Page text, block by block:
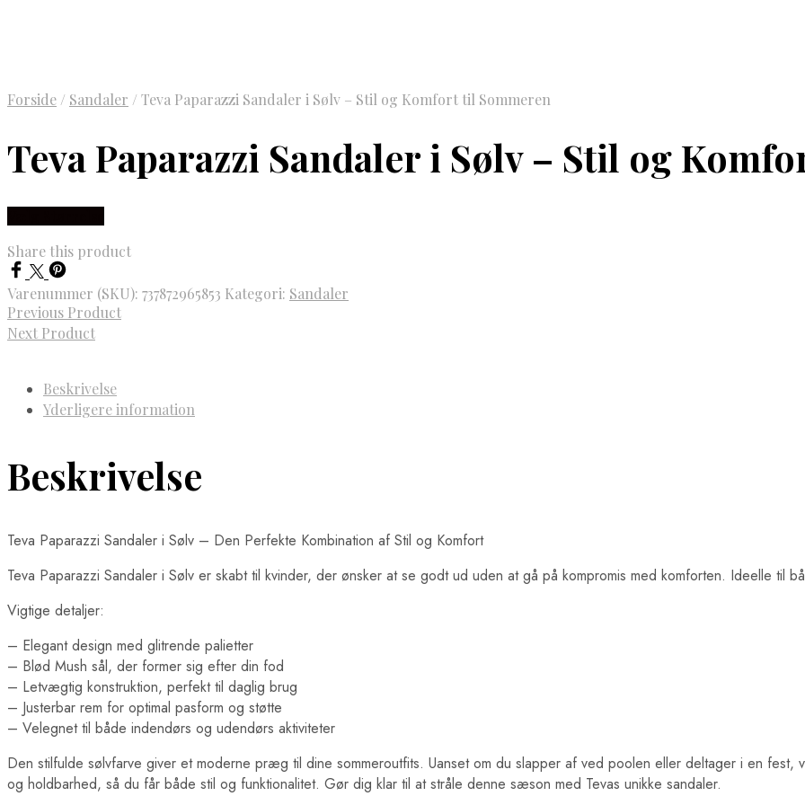
Forside / Sandaler / Teva Paparazzi Sandaler i Sølv – Stil og Komfort til Sommeren
Teva Paparazzi Sandaler i Sølv – Stil og
Share this product
Varenummer (SKU): 737872965853 Kategori: Sandaler
Previous Product
Next Product
Beskrivelse
Yderligere information
Beskrivelse
Teva Paparazzi Sandaler i Sølv – Den Perfekte Kombination af Stil og Komfort
Teva Paparazzi Sandaler i Sølv er skabt til kvinder, der ønsker at se godt ud uden at gå på kompromis med komforten. Ideelle til
Vigtige detaljer:
– Elegant design med glitrende palietter
– Blød Mush sål, der former sig efter din fod
– Letvægtig konstruktion, perfekt til daglig brug
– Justerbar rem for optimal pasform og støtte
– Velegnet til både indendørs og udendørs aktiviteter
Den stilfulde sølvfarve giver et moderne præg til dine sommeroutfits. Uanset om du slapper af ved poolen eller deltager i en fest,
og holdbarhed, så du får både stil og funktionalitet. Gør dig klar til at stråle denne sæson med Tevas unikke sandaler.